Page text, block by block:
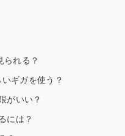
られる？
ギガを使う？
がいい？
には？